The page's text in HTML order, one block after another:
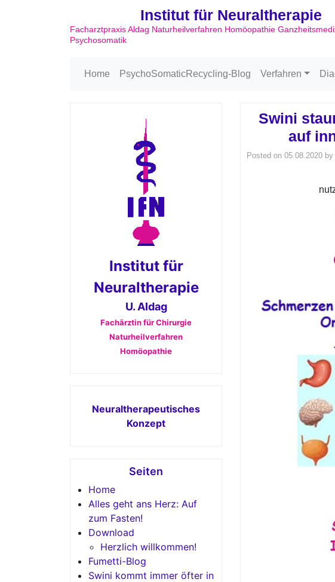
Institut für Neuraltherapie
Facharztpraxis Aldag Naturheilverfahren Homöopathie
Psychosomatik
Home PsychoSomaticRecycling-Blog Verfahren
Institut für
Neuraltherapie
U. Aldag
Fachärztin für Chirurgie
Naturheilverfahren
Homöopathie
Neuraltherapeutisches
Konzept
Seiten
Home
Alles geht ans Herz: Auf
zum Fasten!
Download
Herzlich willkommen!
Fumetti-Blog
Swini kommt immer öfter in
Swini
auf
Posted on 05.08.2020 by